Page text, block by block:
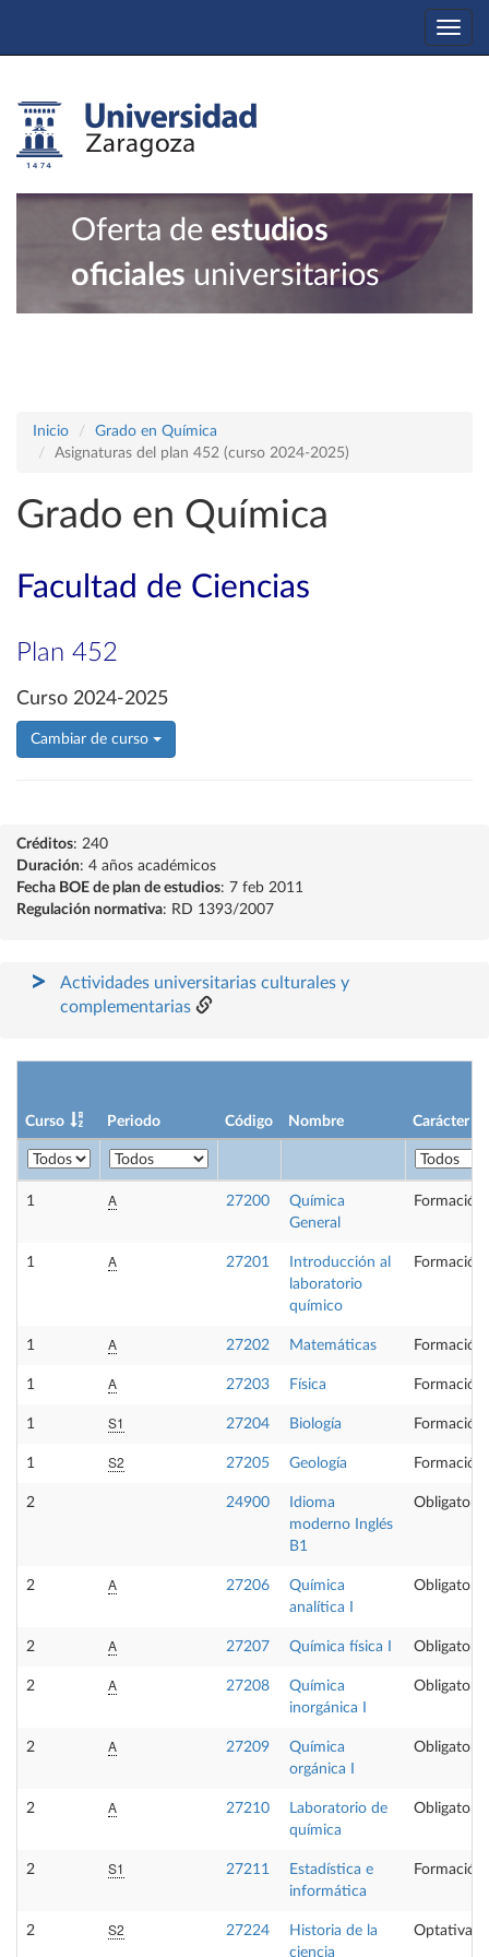
Oferta de estudios
oficiales universitarios
Inicio
Grado en Química
Asignaturas del plan 452 (curso 2024-2025)
Grado en Química
Facultad de Ciencias
Plan 452
Curso 2024-2025
Cambiar de curso
Créditos: 240
Duración: 4 años académicos
Fecha BOE de plan de estudios: 7 feb 2011
Regulación normativa: RD 1393/2007
Actividades universitarias culturales y
complementarias
Curso Periodo Código Nombre Carácter
1 A 27200
Química
General
Formación
1 A 27201
Introducción al
laboratorio
químico
Formación
1 A 27202 Matemáticas Formación
1 A 27203 Física Formación
1 S1 27204 Biología Formación
1 S2 27205 Geología Formación
2 24900
Idioma
moderno Inglés
B1
Obligatoria
2 A 27206
Química
analítica I
Obligatoria
2 A 27207 Química física I Obligatoria
2 A 27208
Química
inorgánica I
Obligatoria
2 A 27209
Química
orgánica I
Obligatoria
2 A 27210
Laboratorio de
química
Obligatoria
2 S1 27211
Estadística e
informática
Formación
2 S2 27224
Historia de la
ciencia
Optativa